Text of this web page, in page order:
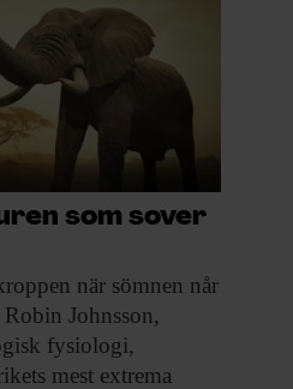
som sover
när sömnen når
Johnsson,
fysiologi,
mest extrema